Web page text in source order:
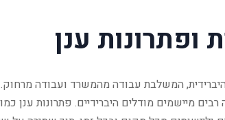
ופתרונות ענן
המשלבת עבודה מהמשרד ועבודה